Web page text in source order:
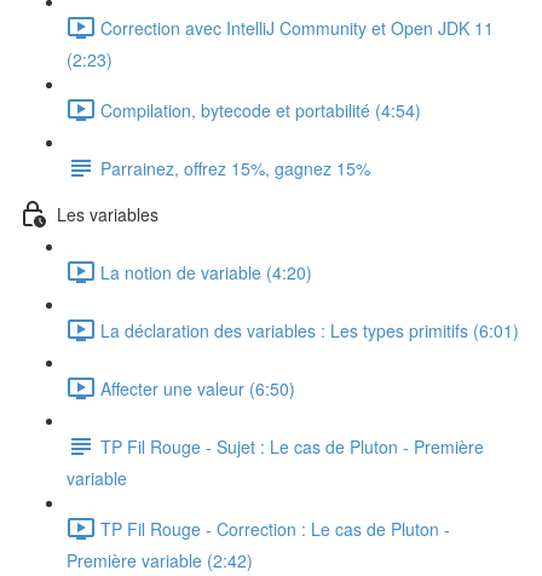
Correction avec IntelliJ Community et Open JDK 11
(2:23)
Compilation, bytecode et portabilité (4:54)
Parrainez, offrez 15%, gagnez 15%
Les variables
La notion de variable (4:20)
La déclaration des variables : Les types primitifs (6:01)
Affecter une valeur (6:50)
TP Fil Rouge - Sujet : Le cas de Pluton - Première
variable
TP Fil Rouge - Correction : Le cas de Pluton -
Première variable (2:42)